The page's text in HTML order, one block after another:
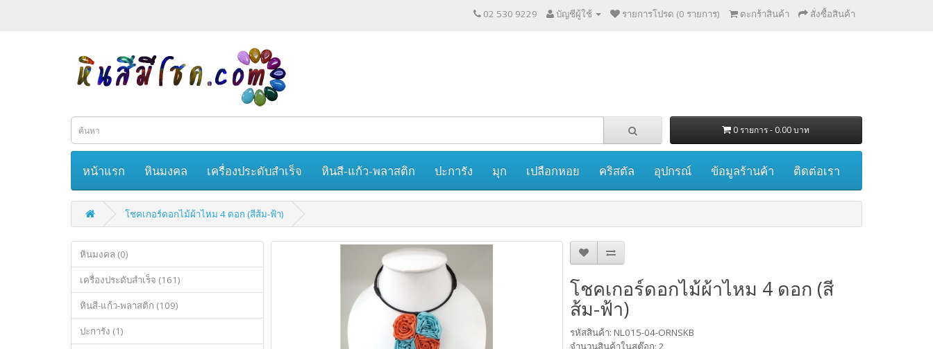
02 530 9229 บัญชีผู้ใช้ รายการโปรด (0 รายการ) ตะกร้าสินค้า สั่งซื้อสินค้า
0 รายการ - 0.00 บาท
หน้าแรก หินมงคล เครื่องประดับสำเร็จ หินสี-แก้ว-พลาสติก ปะการัง มุก เปลือกหอย คริสตัล อุปกรณ์ ข้อมูลร้านค้า ติดต่อเรา
โชคเกอร์ดอกไม้ผ้าไหม 4 ดอก (สีส้ม-ฟ้า)
หินมงคล (0)
เครื่องประดับสำเร็จ (161)
หินสี-แก้ว-พลาสติก (109)
ปะการัง (1)
โชคเกอร์ดอกไม้ผ้าไหม 4 ดอก (สี
ส้ม-ฟ้า)
รหัสสินค้า: NL015-04-ORNSKB
จำนวนสินค้าในสต๊อก: 2